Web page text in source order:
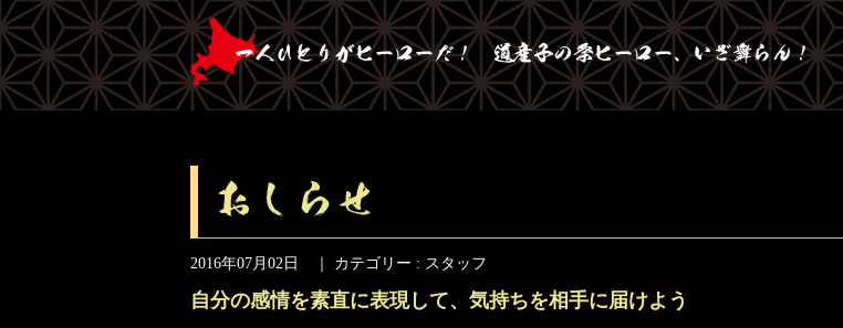
2016年07月02日 ｜ カテゴリー : スタッフ
自分の感情を素直に表現して、気持ちを相手に届けよう